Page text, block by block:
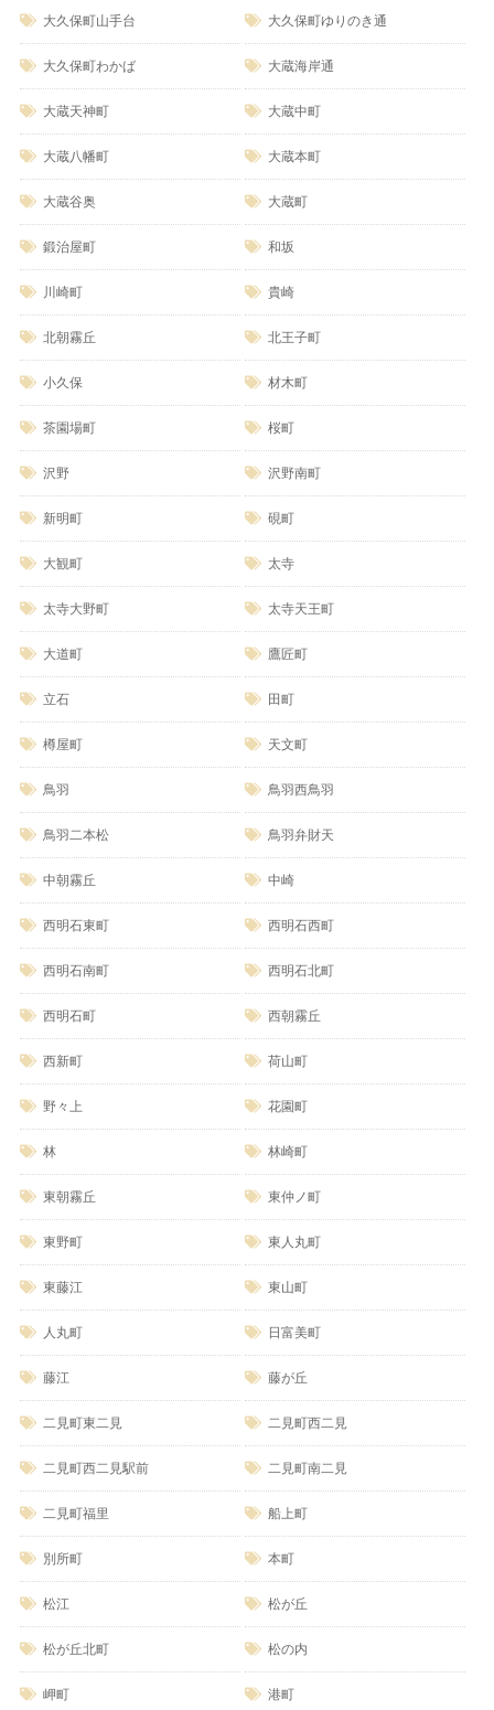
大久保町山手台 大久保町ゆりのき通
大久保町わかば 大蔵海岸通
大蔵天神町 大蔵中町
大蔵八幡町 大蔵本町
大蔵谷奥 大蔵町
鍛治屋町 和坂
川崎町 貴崎
北朝霧丘 北王子町
小久保 材木町
茶園場町 桜町
沢野 沢野南町
新明町 硯町
大観町 太寺
太寺大野町 太寺天王町
大道町 鷹匠町
立石 田町
樽屋町 天文町
鳥羽 鳥羽西鳥羽
鳥羽二本松 鳥羽弁財天
中朝霧丘 中崎
西明石東町 西明石西町
西明石南町 西明石北町
西明石町 西朝霧丘
西新町 荷山町
野々上 花園町
林 林崎町
東朝霧丘 東仲ノ町
東野町 東人丸町
東藤江 東山町
人丸町 日富美町
藤江 藤が丘
二見町東二見 二見町西二見
二見町西二見駅前 二見町南二見
二見町福里 船上町
別所町 本町
松江 松が丘
松が丘北町 松の内
岬町 港町